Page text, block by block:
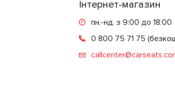
Інтернет-магазин
пн.-нд. з 9:00 до 18:00
0 800 75 71 75